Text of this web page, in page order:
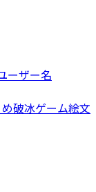
ーザー名
破冰ゲーム絵文